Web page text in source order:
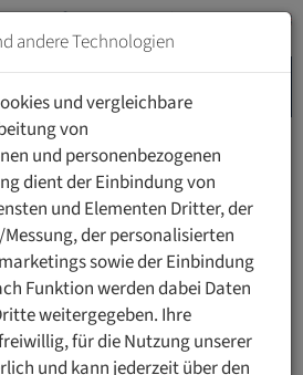
PODIUM RECHT
an der UFL
Recht bietet allen Interessierten
aktuellen juristischen
Die
andere Technologien
und vergleichbare
von
und personenbezogenen
dient der Einbindung von
und Elementen Dritter, der
der personalisierten
sowie der Einbindung
Funktion werden dabei Daten
weitergegeben. Ihre
für die Nutzung unserer
und kann jederzeit über den